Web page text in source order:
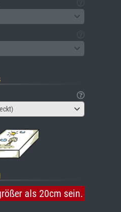
als 20cm sein.